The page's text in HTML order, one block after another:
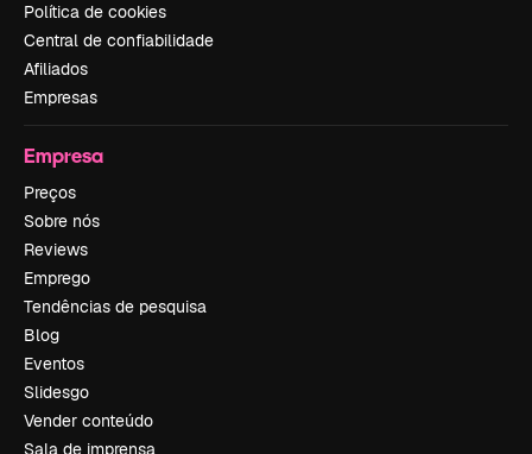
Política de cookies
Central de confiabilidade
Afiliados
Empresas
Empresa
Preços
Sobre nós
Reviews
Emprego
Tendências de pesquisa
Blog
Eventos
Slidesgo
Vender conteúdo
Sala de imprensa